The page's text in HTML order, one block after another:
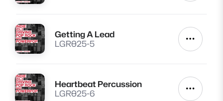
Lire
Getting A Lead
LGR025-5
Autres
Lire
Heartbeat Percussion
LGR025-6
Autres